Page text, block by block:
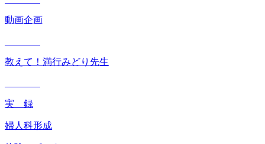
動画企画
教えて！満行みどり先生
実 録
婦人科形成